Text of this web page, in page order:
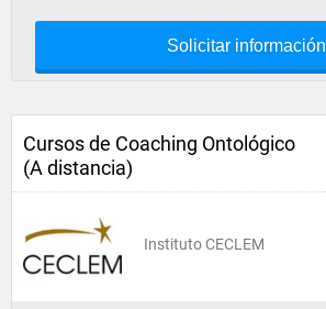
Solicitar información
Cursos de Coaching Ontológico
(A distancia)
Instituto CECLEM